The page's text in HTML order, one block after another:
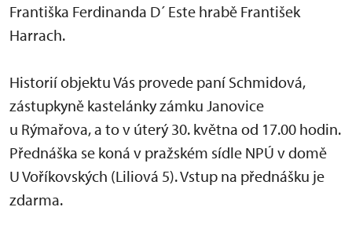
Františka Ferdinanda D´ Este hrabě František
Harrach.
Historií objektu Vás provede paní Schmidová,
zástupkyně kastelánky zámku Janovice
u Rýmařova, a to v úterý 30. května od 17.00 hodin.
Přednáška se koná v pražském sídle NPÚ v domě
U Voříkovských (Liliová 5). Vstup na přednášku je
zdarma.